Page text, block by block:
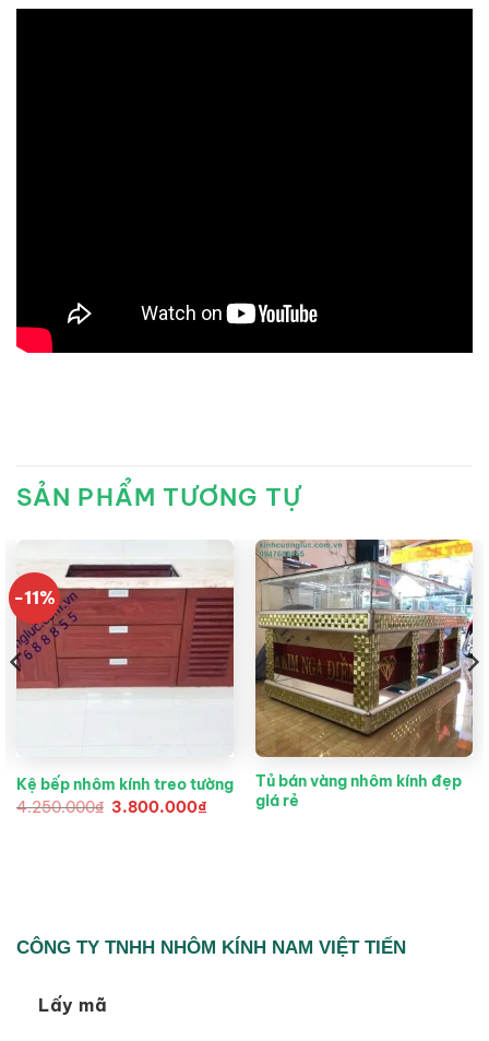
SẢN PHẨM TƯƠNG TỰ
-11%
Kệ bếp nhôm kính treo tường
4.250.000₫ Giá
3.800.000₫Giá
Tủ bán vàng nhôm kính đẹp
giá rẻ
CÔNG TY TNHH NHÔM KÍNH NAM VIỆT TIẾN
Lấy mã